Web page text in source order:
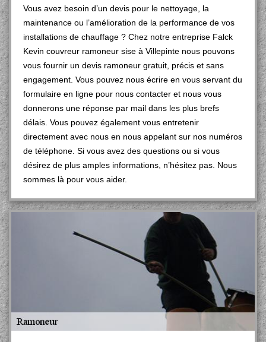
Vous avez besoin d’un devis pour le nettoyage, la
maintenance ou l’amélioration de la performance de vos
installations de chauffage ? Chez notre entreprise Falck
Kevin couvreur ramoneur sise à Villepinte nous pouvons
vous fournir un devis ramoneur gratuit, précis et sans
engagement. Vous pouvez nous écrire en vous servant du
formulaire en ligne pour nous contacter et nous vous
donnerons une réponse par mail dans les plus brefs
délais. Vous pouvez également vous entretenir
directement avec nous en nous appelant sur nos numéros
de téléphone. Si vous avez des questions ou si vous
désirez de plus amples informations, n’hésitez pas. Nous
sommes là pour vous aider.